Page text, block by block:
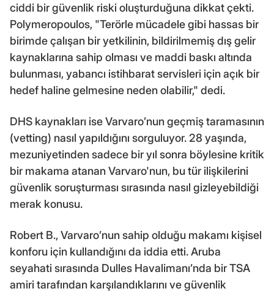
ciddi bir güvenlik riski oluşturduğuna dikkat çekti.
Polymeropoulos, "Terörle mücadele gibi hassas bir
birimde çalışan bir yetkilinin, bildirilmemiş dış gelir
kaynaklarına sahip olması ve maddi baskı altında
bulunması, yabancı istihbarat servisleri için açık bir
hedef haline gelmesine neden olabilir," dedi.
DHS kaynakları ise Varvaro’nun geçmiş taramasının
(vetting) nasıl yapıldığını sorguluyor. 28 yaşında,
mezuniyetinden sadece bir yıl sonra böylesine kritik
bir makama atanan Varvaro'nun, bu tür ilişkilerini
güvenlik soruşturması sırasında nasıl gizleyebildiği
merak konusu.
Robert B., Varvaro’nun sahip olduğu makamı kişisel
konforu için kullandığını da iddia etti. Aruba
seyahati sırasında Dulles Havalimanı’nda bir TSA
amiri tarafından karşılandıklarını ve güvenlik